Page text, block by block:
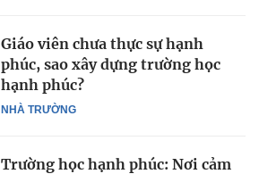
NHÀ TRƯỜNG
Giáo viên chưa thực sự hạnh
phúc, sao xây dựng trường học
hạnh phúc?
Trường học hạnh phúc: Nơi cảm